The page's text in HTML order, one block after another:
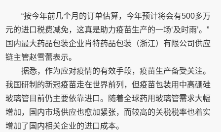
“按今年前几个月的订单估算，今年预计将会有500多万
元的进口税费减免，这真是助力疫苗生产的一场‘及时雨’。”
国内最大药品包装企业肖特药品包装（浙江）有限公司供应
链主管赵雪蕾表示。
据悉，作为应对疫情的有效手段，疫苗生产备受关注。
我国研制的新冠疫苗走在世界前列，但疫苗包装用中高硼硅
玻璃管目前仍主要依靠进口。随着全球药用玻璃管需求大幅
增加，国内市场供应也愈加紧张，而较高的关税税率也着实
增加了国内相关企业的进口成本。